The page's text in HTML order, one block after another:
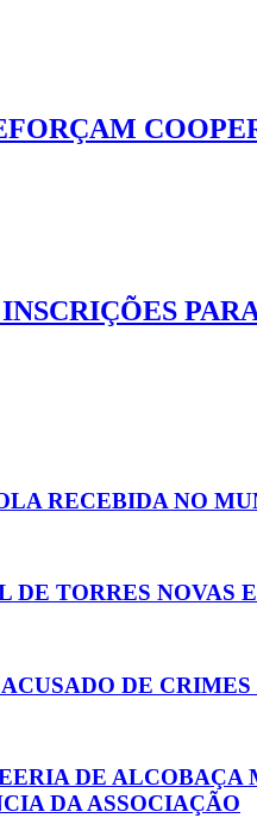
RECEBIDA NO
DE TORRES NOVAS
DE
DE
DA ASSOCIAÇÃO